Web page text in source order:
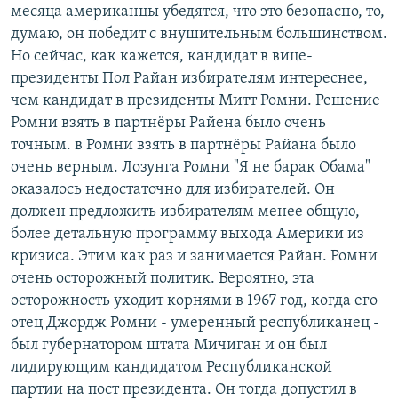
месяца американцы убедятся, что это безопасно, то,
думаю, он победит с внушительным большинством.
Но сейчас, как кажется, кандидат в вице-
президенты Пол Райан избирателям интереснее,
чем кандидат в президенты Митт Ромни. Решение
Ромни взять в партнёры Райена было очень
точным. в Ромни взять в партнёры Райана было
очень верным. Лозунга Ромни "Я не барак Обама"
оказалось недостаточно для избирателей. Он
должен предложить избирателям менее общую,
более детальную программу выхода Америки из
кризиса. Этим как раз и занимается Райан. Ромни
очень осторожный политик. Вероятно, эта
осторожность уходит корнями в 1967 год, когда его
отец Джордж Ромни - умеренный республиканец -
был губернатором штата Мичиган и он был
лидирующим кандидатом Республиканской
партии на пост президента. Он тогда допустил в